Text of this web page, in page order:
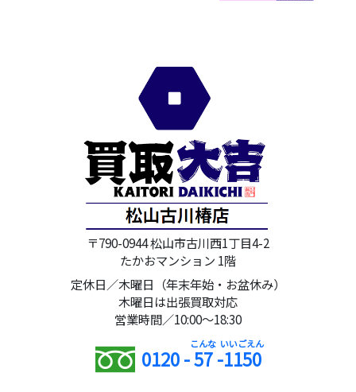
〒790-0944 松山市古川西1丁目4-2
たかおマンション 1階
定休日／木曜日（年末年始・お盆休み）
木曜日は出張買取対応
営業時間／10:00～18:30
0120 -57-1150